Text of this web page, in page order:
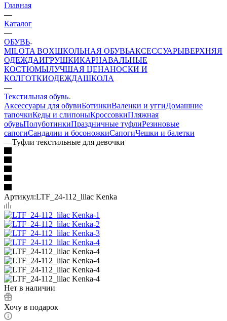
Главная
—
Каталог
—
ОБУВЬ
MILOTA BOXШКОЛЬНАЯ ОБУВЬАКСЕССУАРЫВЕРХНЯЯ
ОДЕЖДАИГРУШКИКАРНАВАЛЬНЫЕ
КОСТЮМЫЛУЧШАЯ ЦЕНАНОСКИ И
КОЛГОТКИОДЕЖДАШКОЛА
—
Текстильная обувь
Аксессуары для обувиБотинкиВаленки и уггиДомашние
тапочкиКеды и слипоныКроссовкиПляжная
обувьПолуботинкиПраздничные туфлиРезиновые
сапогиСандалии и босоножкиСапогиЧешки и балетки
—Туфли текстильные для девочки
Артикул:LTF_24-112_lilac Kenka
Нет в наличии
Хочу в подарок